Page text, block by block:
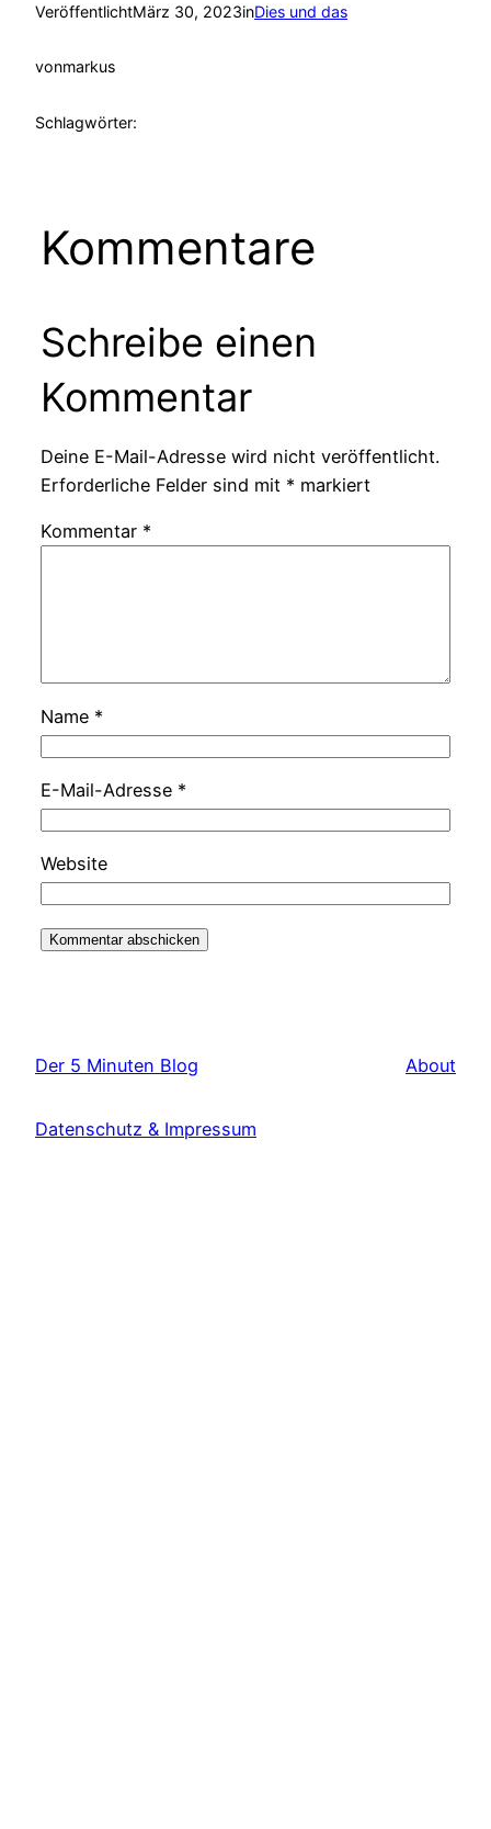
VeröffentlichtMärz 30, 2023inDies und das
vonmarkus
Schlagwörter:
Kommentare
Schreibe einen
Kommentar
Deine E-Mail-Adresse wird nicht veröffentlicht.
Erforderliche Felder sind mit * markiert
Kommentar *
Name *
E-Mail-Adresse *
Website
Der 5 Minuten Blog About
Datenschutz & Impressum